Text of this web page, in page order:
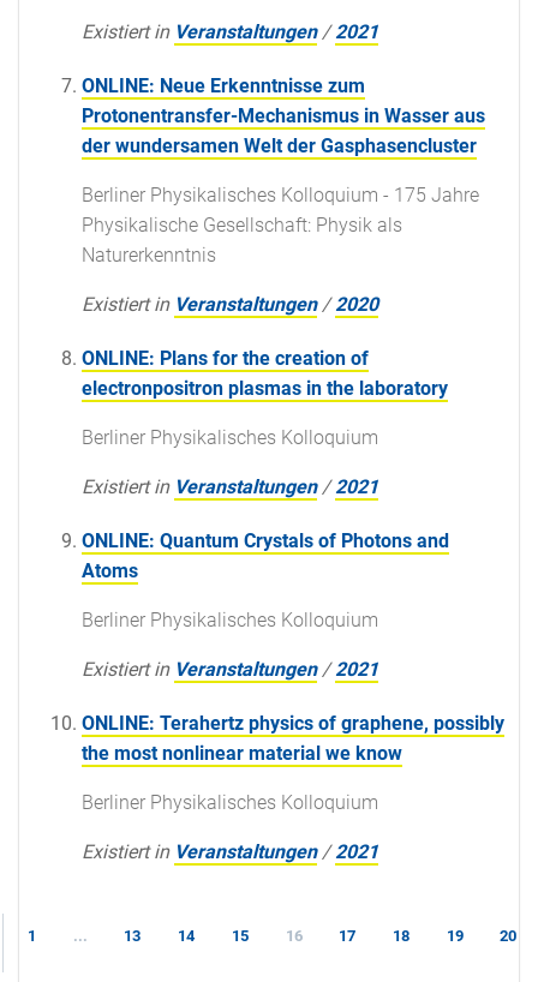
Existiert in Veranstaltungen /2021
ONLINE: Neue Erkenntnisse zum
Protonentransfer-Mechanismus in Wasser aus
der wundersamen Welt der Gasphasencluster
Berliner Physikalisches Kolloquium - 175 Jahre
Physikalische Gesellschaft: Physik als
Naturerkenntnis
Existiert in Veranstaltungen /2020
ONLINE: Plans for the creation of
electronpositron plasmas in the laboratory
Berliner Physikalisches Kolloquium
Existiert in Veranstaltungen /2021
ONLINE: Quantum Crystals of Photons and
Atoms
Berliner Physikalisches Kolloquium
Existiert in Veranstaltungen /2021
ONLINE: Terahertz physics of graphene, possibly
the most nonlinear material we know
Berliner Physikalisches Kolloquium
Existiert in Veranstaltungen /2021
1 ... 13 14 15 16 17 18 19 20